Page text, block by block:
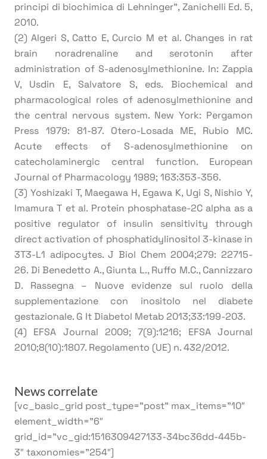
principi di biochimica di Lehninger”, Zanichelli Ed. 5,
2010.
(2) Algeri S, Catto E, Curcio M et al. Changes in rat
brain noradrenaline and serotonin after
administration of S-adenosylmethionine. In: Zappia
V, Usdin E, Salvatore S, eds. Biochemical and
pharmacological roles of adenosylmethionine and
the central nervous system. New York: Pergamon
Press 1979: 81-87. Otero-Losada ME, Rubio MC.
Acute effects of S-adenosylmethionine on
catecholaminergic central function. European
Journal of Pharmacology 1989; 163:353-356.
(3) Yoshizaki T, Maegawa H, Egawa K, Ugi S, Nishio Y,
Imamura T et al. Protein phosphatase-2C alpha as a
positive regulator of insulin sensitivity through
direct activation of phosphatidylinositol 3-kinase in
3T3-L1 adipocytes. J Biol Chem 2004;279: 22715-
26. Di Benedetto A., Giunta L., Ruffo M.C., Cannizzaro
D. Rassegna – Nuove evidenze sul ruolo della
supplementazione con inositolo nel diabete
gestazionale. G It Diabetol Metab 2013;33:199-203.
(4) EFSA Journal 2009; 7(9):1216; EFSA Journal
2010;8(10):1807. Regolamento (UE) n. 432/2012.
News correlate
[vc_basic_grid post_type=”post” max_items=”10″
element_width=”6″
grid_id=”vc_gid:1516309427133-34bc36dd-445b-
3″ taxonomies=”254″]